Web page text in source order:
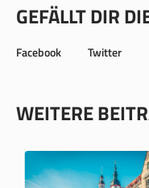
GEFÄLLT DIR
Facebook Twitter
WEITERE